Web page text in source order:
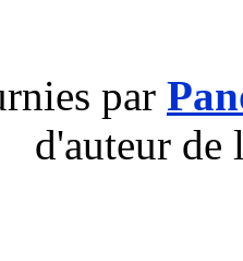
par
d'auteur de